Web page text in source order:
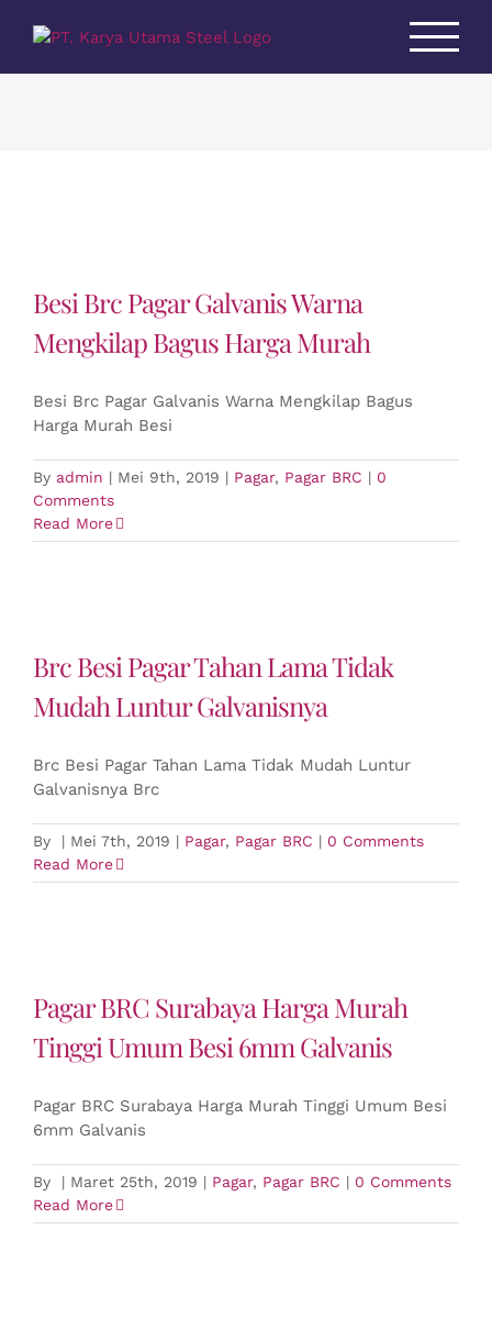
Besi Brc Pagar Galvanis Warna
Mengkilap Bagus Harga Murah
Besi Brc Pagar Galvanis Warna Mengkilap Bagus
Harga Murah Besi
By admin | Mei 9th, 2019 | Pagar, Pagar BRC | 0
Comments
Read More
Brc Besi Pagar Tahan Lama Tidak
Mudah Luntur Galvanisnya
Brc Besi Pagar Tahan Lama Tidak Mudah Luntur
Galvanisnya Brc
By | Mei 7th, 2019 | Pagar, Pagar BRC | 0 Comments
Read More
Pagar BRC Surabaya Harga Murah
Tinggi Umum Besi 6mm Galvanis
Pagar BRC Surabaya Harga Murah Tinggi Umum Besi
6mm Galvanis
By | Maret 25th, 2019 | Pagar, Pagar BRC | 0 Comments
Read More